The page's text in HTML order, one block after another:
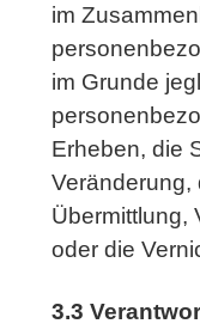
im
im Grunde
Erheben, die
Veränderung,
Übermittlung,
oder die
3.3